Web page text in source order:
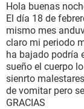
BIENESTAR
SEXUALIDAD
GLOSARIO
Hola buenas
El día 18 de
mismo mes
claro mi periodo
ha bajado podría
sueño el cuerpo
sienrto
de vomitar pero
GRACIAS